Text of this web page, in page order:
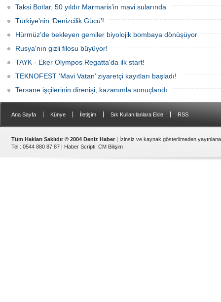
Taksi Botlar, 50 yıldır Marmaris’in mavi sularında
Türkiye'nin ‘Denizcilik Gücü’!
Hürmüz’de bekleyen gemiler biyolojik bombaya dönüşüyor
Rusya'nın gizli filosu büyüyor!
TAYK - Eker Olympos Regatta'da ilk start!
TEKNOFEST ‘Mavi Vatan’ ziyaretçi kayıtları başladı!
Tersane işçilerinin direnişi, kazanımla sonuçlandı
Ana Sayfa Künye İletişim Sık Kullanılanlara Ekle RSS
Tüm Hakları Saklıdır © 2004 Deniz Haber | İzinsiz ve kaynak gösterilmeden
Tel : 0544 880 87 87 | Haber Scripti: CM Bilişim